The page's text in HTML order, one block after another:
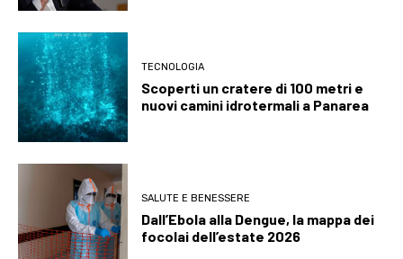
TECNOLOGIA
Scoperti un cratere di 100 metri e
nuovi camini idrotermali a Panarea
SALUTE E BENESSERE
Dall’Ebola alla Dengue, la mappa dei
focolai dell’estate 2026